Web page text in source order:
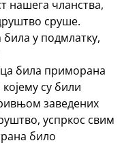
нашега чланства,
сруше.
у подмлатку,
била приморана
су били
заведених
успркос свим
било